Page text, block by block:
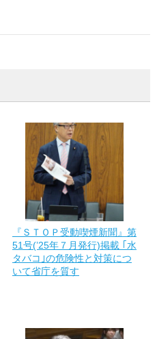
『ＳＴＯＰ受動喫煙新聞』第
51号(’25年７月発行)掲載 ｢水
タバコ｣の危険性と対策につ
いて省庁を質す